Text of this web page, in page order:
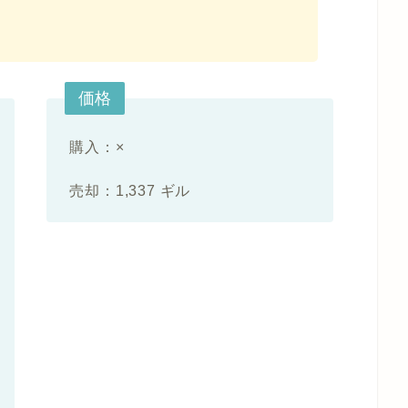
価格
購入：×
売却：1,337 ギル